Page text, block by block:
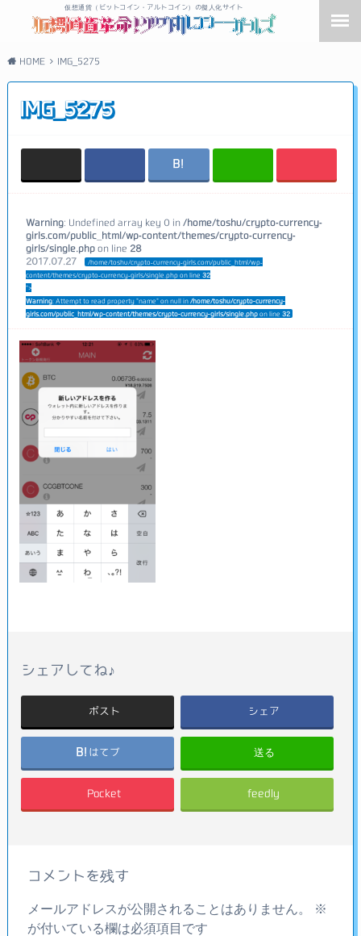
仮想通貨（ビットコイン・アルトコイン）の擬人化サイト
HOME IMG_5275
IMG_5275
Warning: Undefined array key 0 in /home/toshu/crypto-currency-
girls.com/public_html/wp-content/themes/crypto-currency-
girls/single.php on line 28
2017.07.27
/home/toshu/crypto-currency-girls.com/public_html/wp-
content/themes/crypto-currency-girls/single.php on line32
">
Warning: Attempt to read property "name" on null in /home/toshu/crypto-currency-
girls.com/public_html/wp-content/themes/crypto-currency-girls/single.php on line32
シェアしてね♪
ポスト シェア
はてブ 送る
Pocket feedly
コメントを残す
メールアドレスが公開されることはありません。
※
が付いている欄は必須項目です